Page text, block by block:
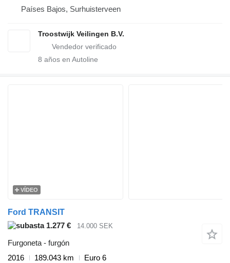
Países Bajos, Surhuisterveen
Troostwijk Veilingen B.V.
8 años en Autoline
VÍDEO
Ford TRANSIT
1.277 €
14.000 SEK
Furgoneta - furgón
2016
189.043 km
Euro 6